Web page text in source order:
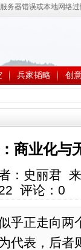
兵家韬略 创
商业化与
：史丽君
评论： 0
乎正走向两
代表，后者